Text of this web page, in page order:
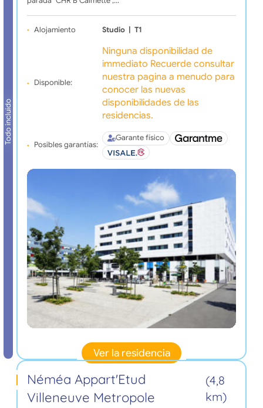
Todo incluido
Alojamiento Studio | T1
Disponible:
Ninguna disponibilidad de
immediato Recuerde consultar
nuestra pagina a menudo para
conocer las nuevas
disponibilidades de las
residencias.
Posibles garantías:
Garante físico
Ver la residencia
Néméa Appart'Etud
Villeneuve Metropole
(4,8
km)